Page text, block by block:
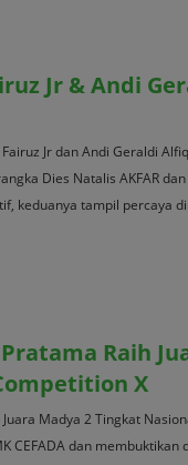
Jr & Andi
Jr dan Andi Geraldi
Dies Natalis AKFAR
keduanya tampil percaya
Raih
X
Madya 2 Tingkat
CEFADA dan